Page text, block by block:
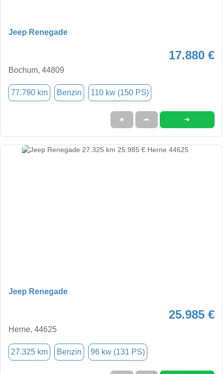
Jeep Renegade
17.880 €
Bochum, 44809
77.790 km Benzin 110 kw (150 PS)
★ ➦ ➜
Jeep Renegade
25.985 €
Herne, 44625
27.325 km Benzin 96 kw (131 PS)